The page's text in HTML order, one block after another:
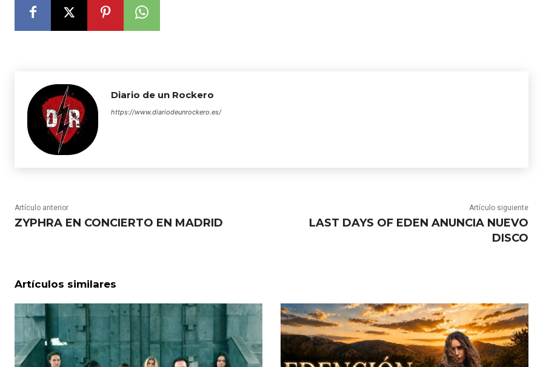
Diario de un Rockero
https://www.diariodeunrockero.es/
Artículo anterior
ZYPHRA EN CONCIERTO EN MADRID
Artículo siguiente
LAST DAYS OF EDEN ANUNCIA NUEVO
DISCO
Artículos similares